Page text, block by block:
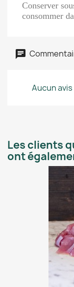
Conserver
consommer
Aucun
Les clients
ont